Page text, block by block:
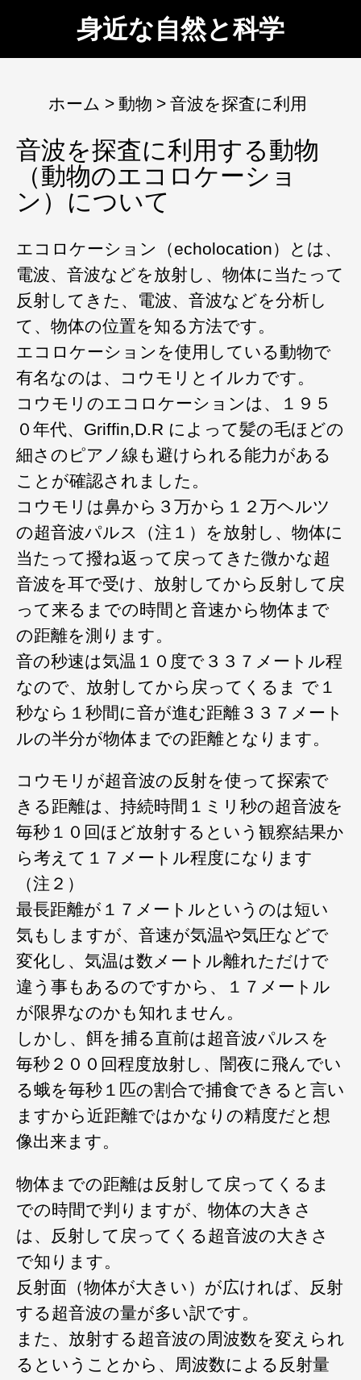
身近な自然と科学
ホーム 動物 音波を探査に利用
音波を探査に利用する動物
（動物のエコロケーショ
ン）について
エコロケーション（echolocation）とは、
電波、音波などを放射し、物体に当たって
反射してきた、電波、音波などを分析し
て、物体の位置を知る方法です。
エコロケーションを使用している動物で
有名なのは、コウモリとイルカです。
コウモリのエコロケーションは、１９５
０年代、Griffin,D.R によって髪の毛ほどの
細さのピアノ線も避けられる能力がある
ことが確認されました。
コウモリは鼻から３万から１２万ヘルツ
の超音波パルス（注１）を放射し、物体に
当たって撥ね返って戻ってきた微かな超
音波を耳で受け、放射してから反射して戻
って来るまでの時間と音速から物体まで
の距離を測ります。
音の秒速は気温１０度で３３７メートル程
なので、放射してから戻ってくるま で１
秒なら１秒間に音が進む距離３３７メート
ルの半分が物体までの距離となります。
コウモリが超音波の反射を使って探索で
きる距離は、持続時間１ミリ秒の超音波を
毎秒１０回ほど放射するという観察結果か
ら考えて１７メートル程度になります
（注２）
最長距離が１７メートルというのは短い
気もしますが、音速が気温や気圧などで
変化し、気温は数メートル離れただけで
違う事もあるのですから、１７メートル
が限界なのかも知れません。
しかし、餌を捕る直前は超音波パルスを
毎秒２００回程度放射し、闇夜に飛んでい
る蛾を毎秒１匹の割合で捕食できると言い
ますから近距離ではかなりの精度だと想
像出来ます。
物体までの距離は反射して戻ってくるま
での時間で判りますが、物体の大きさ
は、反射して戻ってくる超音波の大きさ
で知ります。
反射面（物体が大きい）が広ければ、反射
する超音波の量が多い訳です。
また、放射する超音波の周波数を変えられ
るということから、周波数による反射量